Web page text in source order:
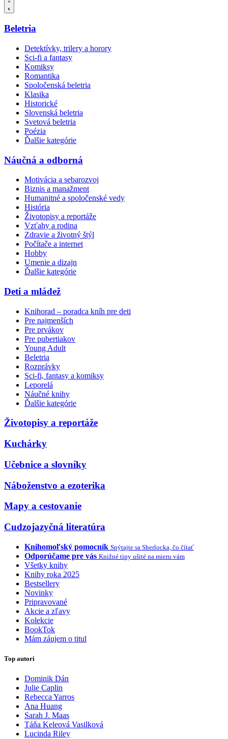
Beletria
Detektívky, trilery a horory
Sci-fi a fantasy
Komiksy
Romantika
Spoločenská beletria
Klasika
Historické
Slovenská beletria
Svetová beletria
Poézia
Ďalšie kategórie
Náučná a odborná
Motivácia a sebarozvoj
Biznis a manažment
Humanitné a spoločenské vedy
História
Životopisy a reportáže
Vzťahy a rodina
Zdravie a životný štýl
Počítače a internet
Hobby
Umenie a dizajn
Ďalšie kategórie
Deti a mládež
Knihorad – poradca kníh pre deti
Pre najmenších
Pre prvákov
Pre pubertiakov
Young Adult
Beletria
Rozprávky
Sci-fi, fantasy a komiksy
Leporelá
Náučné knihy
Ďalšie kategórie
Životopisy a reportáže
Kuchárky
Učebnice a slovníky
Náboženstvo a ezoterika
Mapy a cestovanie
Cudzojazyčná literatúra
Knihomoľský pomocník Spýtajte sa Sherlocka, čo čítať
Odporúčame pre vás Knižné tipy ušité na mieru vám
Všetky knihy
Knihy roka 2025
Bestsellery
Novinky
Pripravované
Akcie a zľavy
Kolekcie
BookTok
Mám záujem o titul
Top autori
Dominik Dán
Julie Caplin
Rebecca Yarros
Ana Huang
Sarah J. Maas
Táňa Keleová Vasilková
Lucinda Riley